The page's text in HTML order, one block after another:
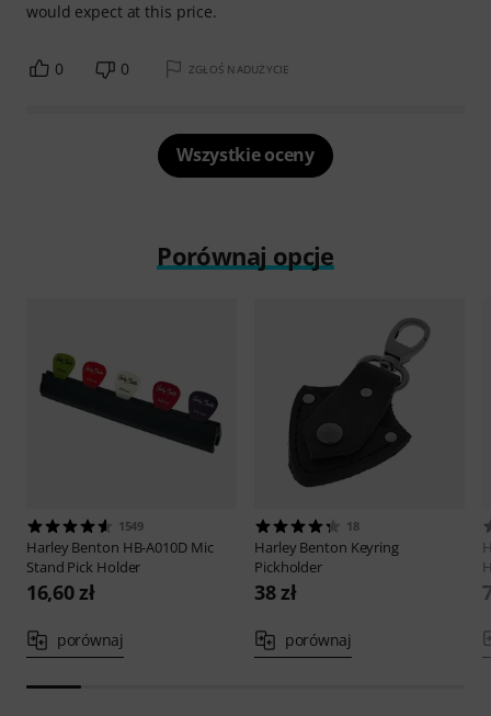
would expect at this price.
0 0 ZGŁOŚ NADUŻYCIE
Wszystkie oceny
Porównaj opcje
1549
Harley Benton HB-A010D Mic
Stand Pick Holder
16,60 zł
porównaj
18
Harley Benton Keyring
Pickholder
38 zł
porównaj